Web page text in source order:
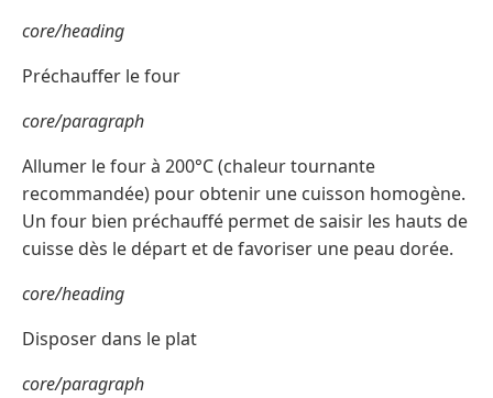
core/heading
Préchauffer le four
core/paragraph
Allumer le four à 200°C (chaleur tournante
recommandée) pour obtenir une cuisson homogène.
Un four bien préchauffé permet de saisir les hauts de
cuisse dès le départ et de favoriser une peau dorée.
core/heading
Disposer dans le plat
core/paragraph